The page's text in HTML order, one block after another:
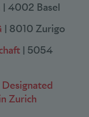
| 4002 Basel
| 8010 Zurigo
| 5054
Zurich